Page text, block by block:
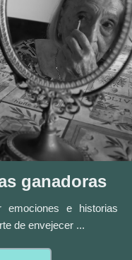
ganadoras
emociones e historias
de envejecer ...